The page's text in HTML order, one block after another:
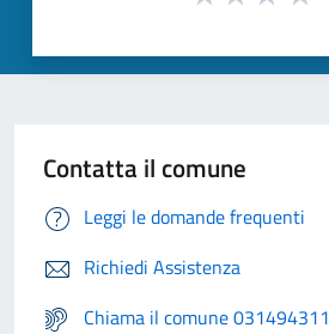
Contatta il comune
Leggi le domande frequenti
Richiedi Assistenza
Chiama il comune 031494311